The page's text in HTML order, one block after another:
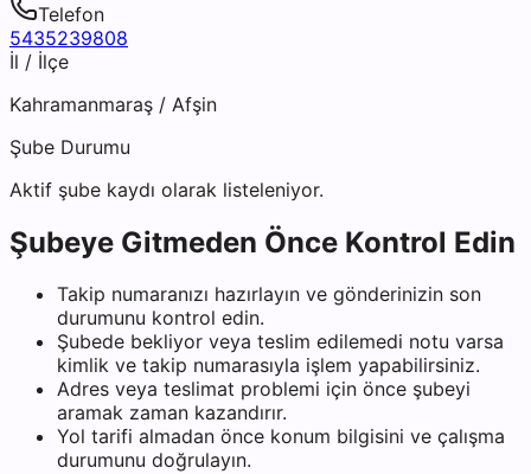
Telefon
5435239808
İl / İlçe
Kahramanmaraş / Afşin
Şube Durumu
Aktif şube kaydı olarak listeleniyor.
Şubeye Gitmeden Önce Kontrol Edin
Takip numaranızı hazırlayın ve gönderinizin son
durumunu kontrol edin.
Şubede bekliyor veya teslim edilemedi notu varsa
kimlik ve takip numarasıyla işlem yapabilirsiniz.
Adres veya teslimat problemi için önce şubeyi
aramak zaman kazandırır.
Yol tarifi almadan önce konum bilgisini ve çalışma
durumunu doğrulayın.